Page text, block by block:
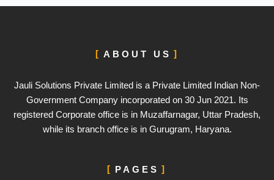
ABOUT US
Jauli Solutions Private Limited is a Private Limited Indian Non-
Government Company incorporated on 30 Jun 2021. Its
registered Corporate office is in Muzaffarnagar, Uttar Pradesh,
while its branch office is in Gurugram, Haryana.
PAGES